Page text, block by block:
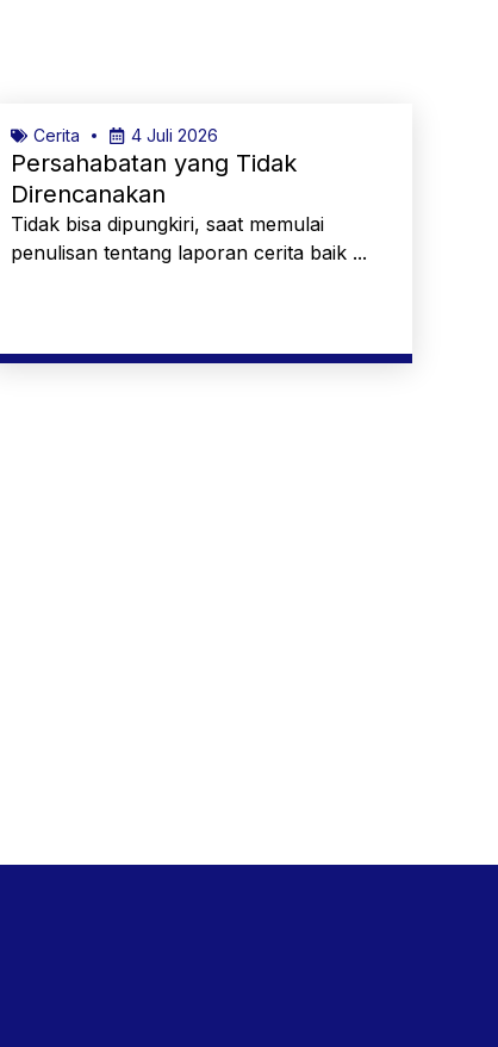
Cerita 4 Juli 2026
Persahabatan yang Tidak
Direncanakan
Tidak bisa dipungkiri, saat memulai
penulisan tentang laporan cerita baik ...